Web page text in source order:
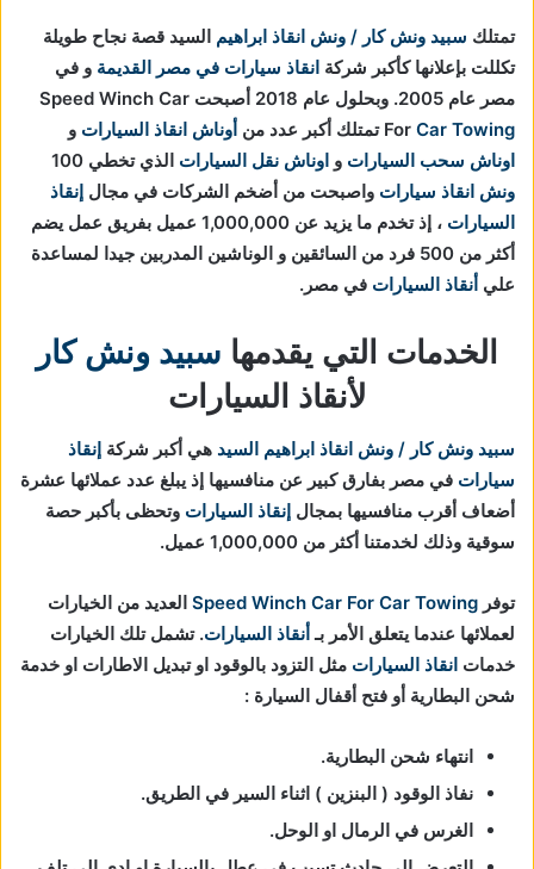
تمتلك سبيد ونش كار / ونش انقاذ ابراهيم السيد قصة نجاح طويلة
تكللت بإعلانها كأكبر شركة انقاذ سيارات في مصر القديمة و في
مصر عام 2005. وبحلول عام 2018 أصبحت Speed Winch Car
For Car Towing تمتلك أكبر عدد من أوناش انقاذ السيارات و
اوناش سحب السيارات و اوناش نقل السيارات الذي تخطي 100
ونش انقاذ سيارات واصبحت من أضخم الشركات في مجال إنقاذ
السيارات
، إذ تخدم ما يزيد عن 1,000,000 عميل بفريق عمل يضم
أكثر من 500 فرد من السائقين و الوناشين المدربين جيدا لمساعدة
علي أنقاذ السيارات في مصر.
الخدمات التي يقدمها سبيد ونش كار
لأنقاذ السيارات
سبيد ونش كار / ونش انقاذ ابراهيم السيد هي أكبر شركة إنقاذ
سيارات في مصر بفارق كبير عن منافسيها إذ يبلغ عدد عملائها عشرة
أضعاف أقرب منافسيها بمجال إنقاذ السيارات وتحظى بأكبر حصة
سوقية وذلك لخدمتنا أكثر من 1,000,000 عميل.
توفر Speed Winch Car For Car Towing العديد من الخيارات
لعملائها عندما يتعلق الأمر بـ أنقاذ السيارات. تشمل تلك الخيارات
خدمات انقاذ السيارات مثل التزود بالوقود او تبديل الاطارات او خدمة
شحن البطارية أو فتح أقفال السيارة :
انتهاء شحن البطارية.
نفاذ الوقود ( البنزين ) اثناء السير في الطريق.
الغرس في الرمال او الوحل.